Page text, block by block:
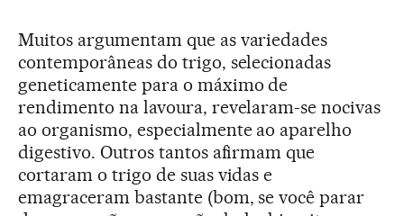
Muitos argumentam que as variedades
contemporâneas do trigo, selecionadas
geneticamente para o máximo de
rendimento na lavoura, revelaram-se nocivas
ao organismo, especialmente ao aparelho
digestivo. Outros tantos afirmam que
cortaram o trigo de suas vidas e
emagraceram bastante (bom, se você parar